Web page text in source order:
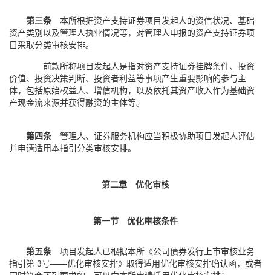
第三条 本所根据资产支持证券项目发起人的资信状况、基础
资产类别以及管理人执业情况等，对管理人申报的资产支持证券项
目采取分类审核安排。
前款所称项目发起人是指对资产支持证券挂牌条件、投资
价值、投资决策判断、投资者利益等事项产生重要影响的参与主
体，包括原始权益人、增信机构，以及依托其资产收入作为基础资
产现金流来源并获得融资的主体等。
第四条 管理人、证券服务机构应当积极协助项目发起人评估
并申请适用本指引分类审核安排。
第二章 优化审核
第一节 优化审核条件
第五条 项目发起人已根据本所《公司债券发行上市审核业务
指引第 3号——优化审核安排》取得适用优化审核安排确认函，或者